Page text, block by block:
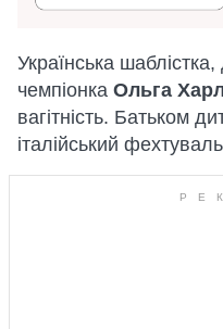
Українська
чемпіонка Ольга
вагітність. Батьком
італійський